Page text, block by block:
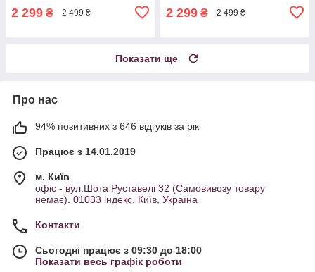
2 299 ₴ 2 499 ₴ 2 299 ₴ 2 499 ₴
Показати ще
Про нас
94% позитивних з 646 відгуків за рік
Працює з 14.01.2019
м. Київ
офіс - вул.Шота Руставелі 32 (Самовивозу товару
немає). 01033 індекс, Київ, Україна
Контакти
Сьогодні працює з 09:30 до 18:00
Показати весь графік роботи